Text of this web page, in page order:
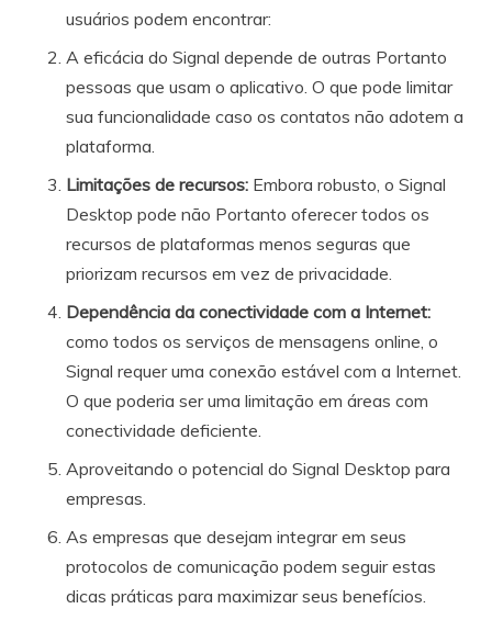
usuários podem encontrar:
A eficácia do Signal depende de outras Portanto
pessoas que usam o aplicativo. O que pode limitar
sua funcionalidade caso os contatos não adotem a
plataforma.
Limitações de recursos: Embora robusto, o Signal
Desktop pode não Portanto oferecer todos os
recursos de plataformas menos seguras que
priorizam recursos em vez de privacidade.
Dependência da conectividade com a Internet:
como todos os serviços de mensagens online, o
Signal requer uma conexão estável com a Internet.
O que poderia ser uma limitação em áreas com
conectividade deficiente.
Aproveitando o potencial do Signal Desktop para
empresas.
As empresas que desejam integrar em seus
protocolos de comunicação podem seguir estas
dicas práticas para maximizar seus benefícios.